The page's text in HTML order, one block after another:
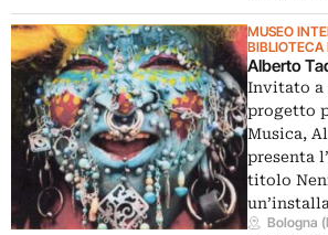
MUSEO
BIBLIOTECA
Alberto
Invitato a
progetto
Musica,
presenta
titolo
Bologna